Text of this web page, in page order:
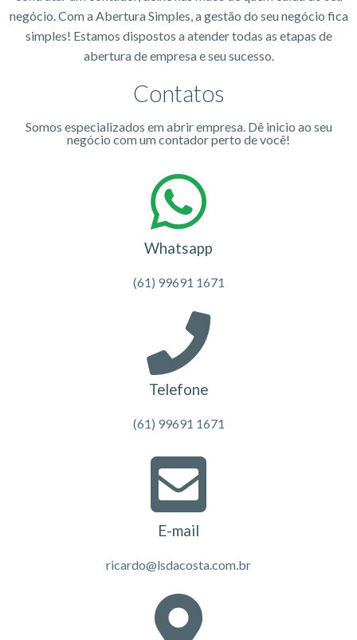
negócio. Com a Abertura Simples, a gestão do seu negócio fica
simples! Estamos dispostos a atender todas as etapas de
abertura de empresa e seu sucesso.
Contatos
Somos especializados em abrir empresa. Dê inicio ao seu
negócio com um contador perto de você!
Whatsapp
(61) 99691 1671
Telefone
(61) 99691 1671
E-mail
ricardo@lsdacosta.com.br